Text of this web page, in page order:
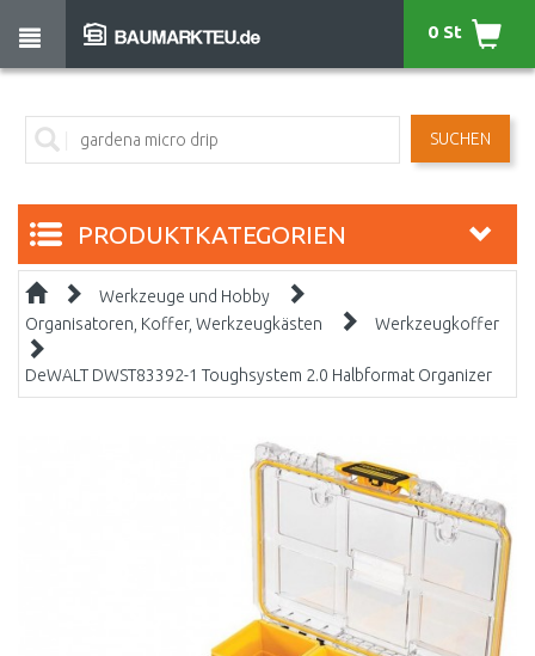
SUCHEN
0 St
PRODUKTKATEGORIEN
Werkzeuge und Hobby
Organisatoren, Koffer, Werkzeugkästen
Werkzeugkoffer
DeWALT DWST83392-1 Toughsystem 2.0 Halbformat Organizer